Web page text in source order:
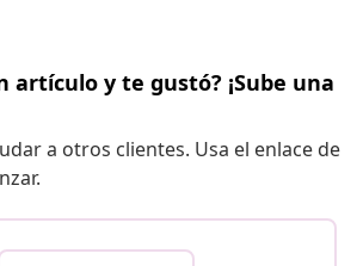
artículo y te gustó? ¡Sube una
a otros clientes. Usa el enlace de